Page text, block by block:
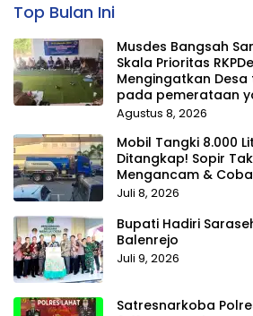
Top Bulan Ini
Musdes Bangsah
Skala Prioritas
Mengingatkan
pada pemerataan
Agustus 8, 2026
Mobil Tangki 8.000
Ditangkap! Sopir
Mengancam &
Juli 8, 2026
Bupati Hadiri
Balenrejo
Juli 9, 2026
Satresnarkoba